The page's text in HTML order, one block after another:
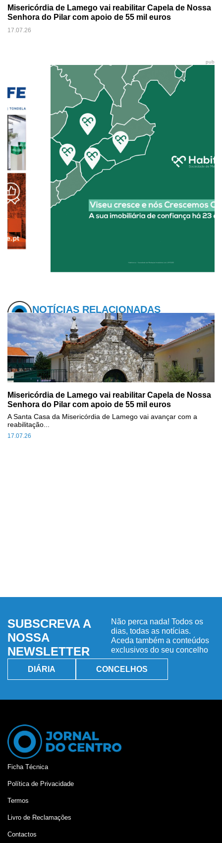
Misericórdia de Lamego vai reabilitar Capela de Nossa
Senhora do Pilar com apoio de 55 mil euros
17.07.26
pub
NOTÍCIAS RELACIONADAS
Misericórdia de Lamego vai reabilitar Capela de Nossa
Senhora do Pilar com apoio de 55 mil euros
17.07.26
A Santa Casa da Misericórdia de Lamego vai avançar com a
reabilitação...
SUBSCREVA A
NOSSA
NEWSLETTER
Não perca nada! Todos os
dias, todas as notícias.
Aceda também a conteúdos
exclusivos do seu concelho
DIÁRIA CONCELHOS
Ficha Técnica
Política de Privacidade
Termos
Livro de Reclamações
Contactos